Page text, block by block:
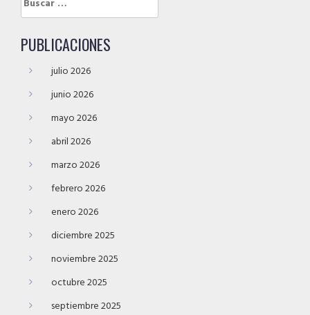
PUBLICACIONES
julio 2026
junio 2026
mayo 2026
abril 2026
marzo 2026
febrero 2026
enero 2026
diciembre 2025
noviembre 2025
octubre 2025
septiembre 2025